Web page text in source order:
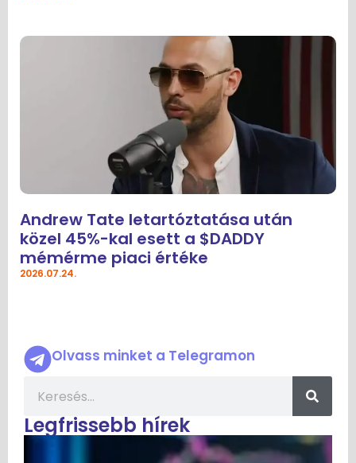
Andrew Tate letartóztatása után
közel 45%-kal esett a $DADDY
mémérme piaci értéke
2026.07.24.
Olvass minket a Telegramon
Legfrissebb hírek